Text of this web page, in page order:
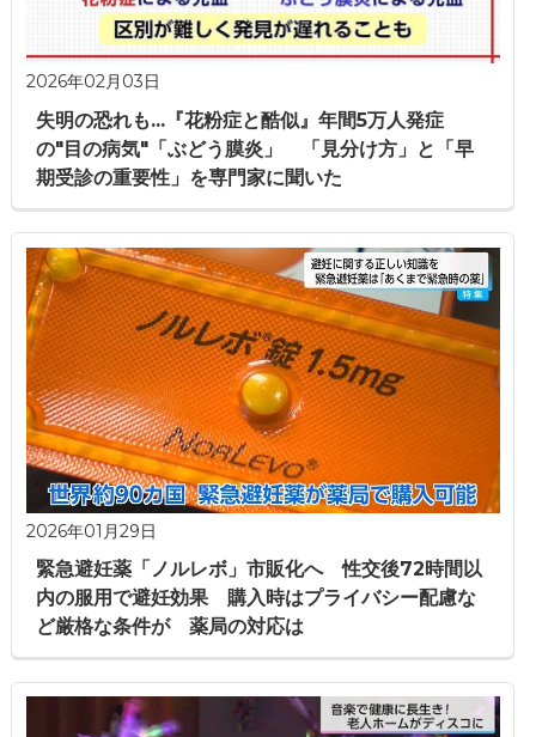
2026年02月03日
失明の恐れも...『花粉症と酷似』年間5万人発症
の"目の病気"「ぶどう膜炎」 「見分け方」と「早
期受診の重要性」を専門家に聞いた
2026年01月29日
緊急避妊薬「ノルレボ」市販化へ 性交後72時間以
内の服用で避妊効果 購入時はプライバシー配慮な
ど厳格な条件が 薬局の対応は